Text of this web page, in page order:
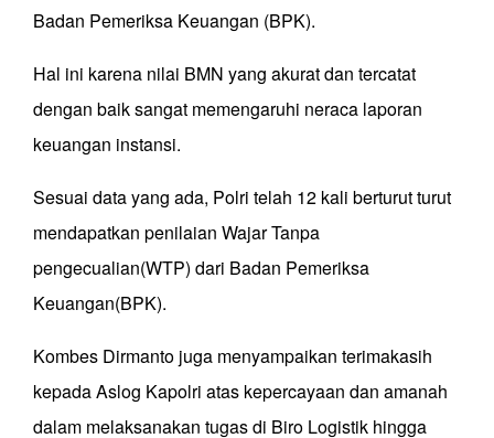
Badan Pemeriksa Keuangan (BPK).
Hal ini karena nilai BMN yang akurat dan tercatat
dengan baik sangat memengaruhi neraca laporan
keuangan instansi.
Sesuai data yang ada, Polri telah 12 kali berturut turut
mendapatkan penilaian Wajar Tanpa
pengecualian(WTP) dari Badan Pemeriksa
Keuangan(BPK).
Kombes Dirmanto juga menyampaikan terimakasih
kepada Aslog Kapolri atas kepercayaan dan amanah
dalam melaksanakan tugas di Biro Logistik hingga